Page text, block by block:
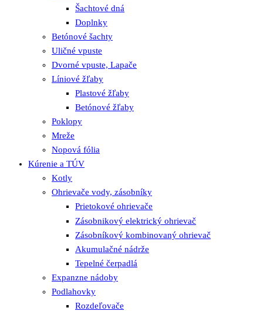
Šachtové dná
Doplnky
Betónové šachty
Uličné vpuste
Dvorné vpuste, Lapače
Líniové žľaby
Plastové žľaby
Betónové žľaby
Poklopy
Mreže
Nopová fólia
Kúrenie a TÚV
Kotly
Ohrievače vody, zásobníky
Prietokové ohrievače
Zásobnikový elektrický ohrievač
Zásobníkový kombinovaný ohrievač
Akumulačné nádrže
Tepelné čerpadlá
Expanzne nádoby
Podlahovky
Rozdeľovače